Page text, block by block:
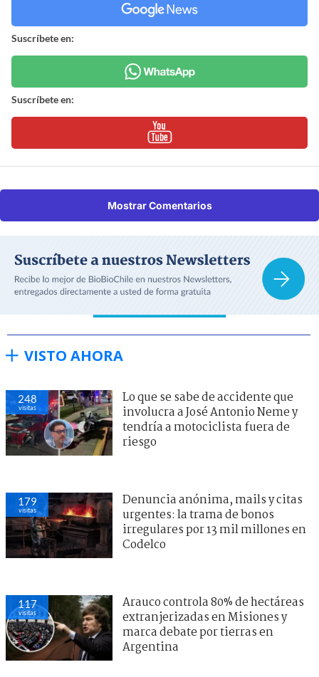
Suscríbete en:
Suscríbete en:
Mostrar Comentarios
VISTO AHORA
248
visitas
Lo que se sabe de accidente que
involucra a José Antonio Neme y
tendría a motociclista fuera de
riesgo
179
visitas
Denuncia anónima, mails y citas
urgentes: la trama de bonos
irregulares por 13 mil millones en
Codelco
117
visitas
Arauco controla 80% de hectáreas
extranjerizadas en Misiones y
marca debate por tierras en
Argentina